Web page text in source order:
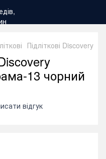
Підліткові Discovery
13 чорний
відгук